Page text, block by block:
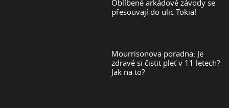
Oblíbené arkádové závody se
přesouvají do ulic Tokia!
Mourrisonova poradna: Je
zdravé si čistit pleť v 11 letech?
Jak na to?